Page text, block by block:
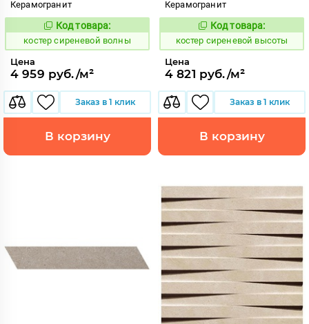
Керамогранит
807637
Код товара:
костер сиреневой волны
Цена
4 959 руб./м²
Заказ в 1 клик
В корзину
Керамогранит
807632
Код товара:
костер сиреневой высоты
Цена
4 821 руб./м²
Заказ в 1 клик
В корзину